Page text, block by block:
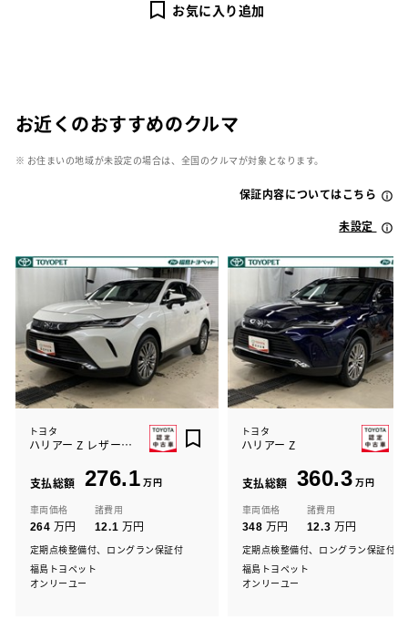
お気に入り追加
お近くのおすすめのクルマ
※ お住まいの地域が未設定の場合は、全国のクルマが対象となります。
保証内容についてはこちら
未設定
トヨタ
ハリアー Z レザーパッケージ
支払総額 276.1 万円
車両価格
264 万円
諸費用
12.1 万円
定期点検整備付、ロングラン保証付
福島トヨペット
オンリーユー
トヨタ
ハリアー Z
支払総額 360.3 万円
車両価格
348 万円
諸費用
12.3 万円
定期点検整備付、ロングラン保証付
福島トヨペット
オンリーユー